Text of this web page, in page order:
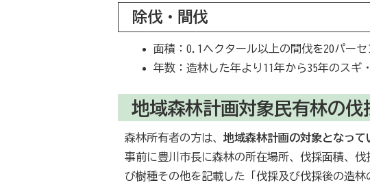
除伐・間伐
面積：0.1ヘクタール以上の間伐を20パー
年数：造林した年より11年から35年のスギ
地域森林計画対象民有林の伐
森林所有者の方は、 地域森林計画の対象となって
事前に豊川市長に森林の所在場所、伐採面積、
び樹種その他を記載した「伐採及び伐採後の造林